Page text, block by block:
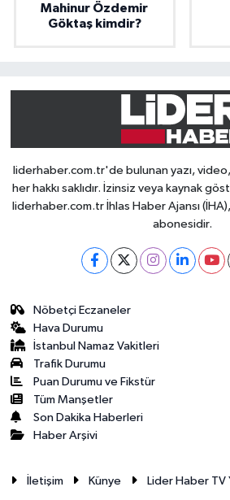
Mahinur Özdemir
Göktaş kimdir?
liderhaber.com.tr'de bulunan yazı,
her hakkı saklıdır. İzinsiz veya kaynak
liderhaber.com.tr İhlas Haber Ajansı
abonesidir.
Nöbetçi Eczaneler
Hava Durumu
İstanbul Namaz Vakitleri
Trafik Durumu
Puan Durumu ve Fikstür
Tüm Manşetler
Son Dakika Haberleri
Haber Arşivi
İletişim Künye Lider Haber TV